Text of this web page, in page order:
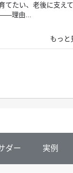
てたい、老後に支え
理由...
もっと
ダー 実例